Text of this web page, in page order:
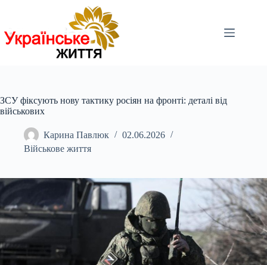
ЗСУ фіксують нову тактику росіян на фронті: деталі від
військових
Карина Павлюк
02.06.2026
Військове життя